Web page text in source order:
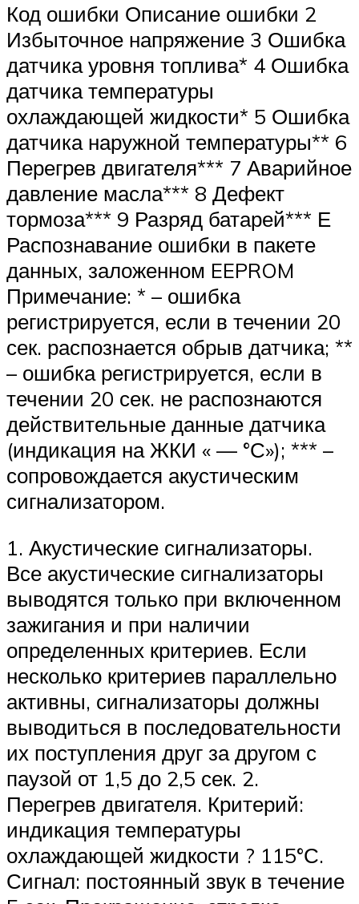
Код ошибки Описание ошибки 2
Избыточное напряжение 3 Ошибка
датчика уровня топлива* 4 Ошибка
датчика температуры
охлаждающей жидкости* 5 Ошибка
датчика наружной температуры** 6
Перегрев двигателя*** 7 Аварийное
давление масла*** 8 Дефект
тормоза*** 9 Разряд батарей*** Е
Распознавание ошибки в пакете
данных, заложенном EEPROM
Примечание: * – ошибка
регистрируется, если в течении 20
сек. распознается обрыв датчика; **
– ошибка регистрируется, если в
течении 20 сек. не распознаются
действительные данные датчика
(индикация на ЖКИ « — °С»); *** –
сопровождается акустическим
сигнализатором.
1. Акустические сигнализаторы.
Все акустические сигнализаторы
выводятся только при включенном
зажигания и при наличии
определенных критериев. Если
несколько критериев параллельно
активны, сигнализаторы должны
выводиться в последовательности
их поступления друг за другом с
паузой от 1,5 до 2,5 сек. 2.
Перегрев двигателя. Критерий:
индикация температуры
охлаждающей жидкости ? 115°С.
Сигнал: постоянный звук в течение